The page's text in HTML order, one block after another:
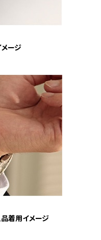
ージ
着用イメージ